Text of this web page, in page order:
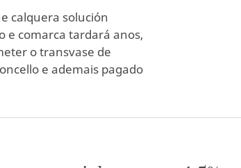
calquera solución
e comarca tardará anos,
o transvase de
e ademais pagado